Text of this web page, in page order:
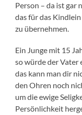
Person – da ist gar
das für das
zu übernehmen.
Ein Junge mit 15
so würde der Vater
das kann man dir
den Ohren noch
um die ewige
Persönlichkeit